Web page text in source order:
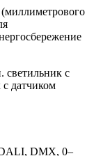
светильник с
с датчиком
DMX, 0–